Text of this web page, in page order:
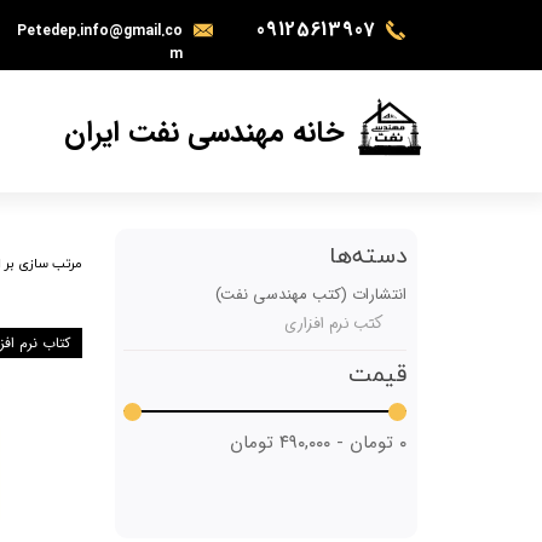
09125613907
Petedep.info@gmail.co
m
خانه مهندسی نفت ایران
مرتب سازی
کتاب نرم
دسته‌ها
انتشارات (کتب مهندسی نفت)
کتب نرم افزاری
قیمت
۰ تومان - ۴۹۰,۰۰۰ تومان